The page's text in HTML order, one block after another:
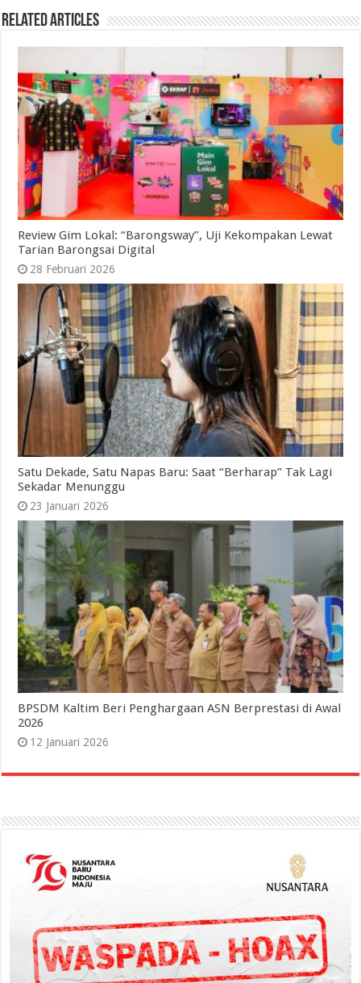
Related Articles
Review Gim Lokal: “Barongsway”, Uji Kekompakan Lewat
Tarian Barongsai Digital
28 Februari 2026
Satu Dekade, Satu Napas Baru: Saat “Berharap” Tak Lagi
Sekadar Menunggu
23 Januari 2026
BPSDM Kaltim Beri Penghargaan ASN Berprestasi di Awal
2026
12 Januari 2026